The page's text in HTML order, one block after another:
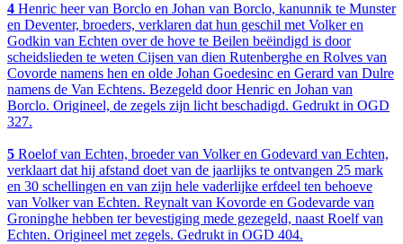
4 Henric heer van Borclo en Johan van Borclo, kanunnik te Munster
en Deventer, broeders, verklaren dat hun geschil met Volker en
Godkin van Echten over de hove te Beilen beëindigd is door
scheidslieden te weten Cijsen van dien Rutenberghe en Rolves van
Covorde namens hen en olde Johan Goedesinc en Gerard van Dulre
namens de Van Echtens. Bezegeld door Henric en Johan van
Borclo. Origineel, de zegels zijn licht beschadigd. Gedrukt in OGD
327.
5 Roelof van Echten, broeder van Volker en Godevard van Echten,
verklaart dat hij afstand doet van de jaarlijks te ontvangen 25 mark
en 30 schellingen en van zijn hele vaderlijke erfdeel ten behoeve
van Volker van Echten. Reynalt van Kovorde en Godevarde van
Groninghe hebben ter bevestiging mede gezegeld, naast Roelf van
Echten. Origineel met zegels. Gedrukt in OGD 404.